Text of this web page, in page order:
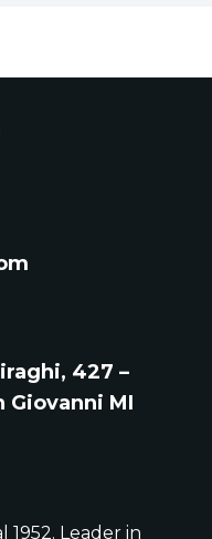
427 –
Giovanni MI
1952. Leader in